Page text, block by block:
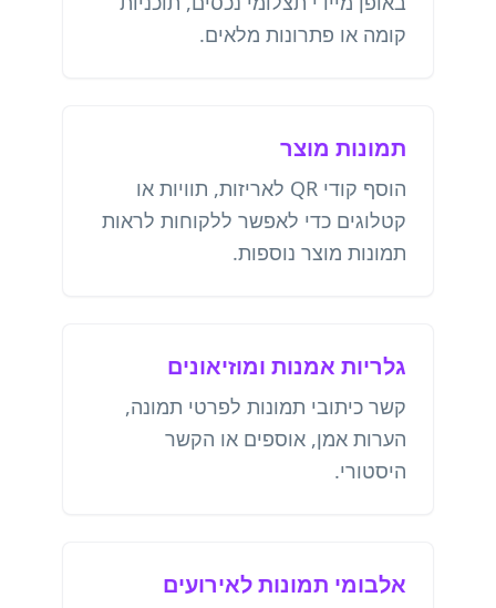
קומה או פתרונות מלאים.
תמונות מוצר
הוסף קודי QR לאריזות, תוויות או
קטלוגים כדי לאפשר ללקוחות לראות
תמונות מוצר נוספות.
גלריות אמנות ומוזיאונים
קשר כיתובי תמונות לפרטי תמונה,
הערות אמן, אוספים או הקשר
היסטורי.
אלבומי תמונות לאירועים